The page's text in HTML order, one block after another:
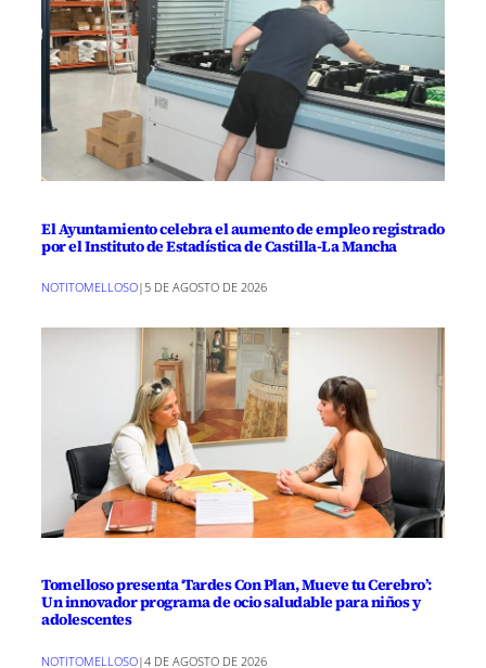
El Ayuntamiento celebra el aumento de empleo registrado
por el Instituto de Estadística de Castilla-La Mancha
NOTITOMELLOSO|5 DE AGOSTO DE 2026
Tomelloso presenta ‘Tardes Con Plan, Mueve tu Cerebro’:
Un innovador programa de ocio saludable para niños y
adolescentes
NOTITOMELLOSO|4 DE AGOSTO DE 2026